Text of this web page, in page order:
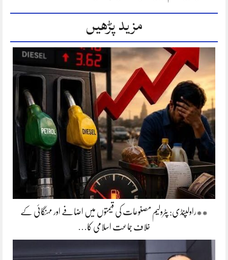
مزید پڑھیں
**راولپنڈی: پٹرولیم مصنوعات کی قیمتوں میں اضافے اور مہنگائی کے
خلاف جماعت اسلامی کا…